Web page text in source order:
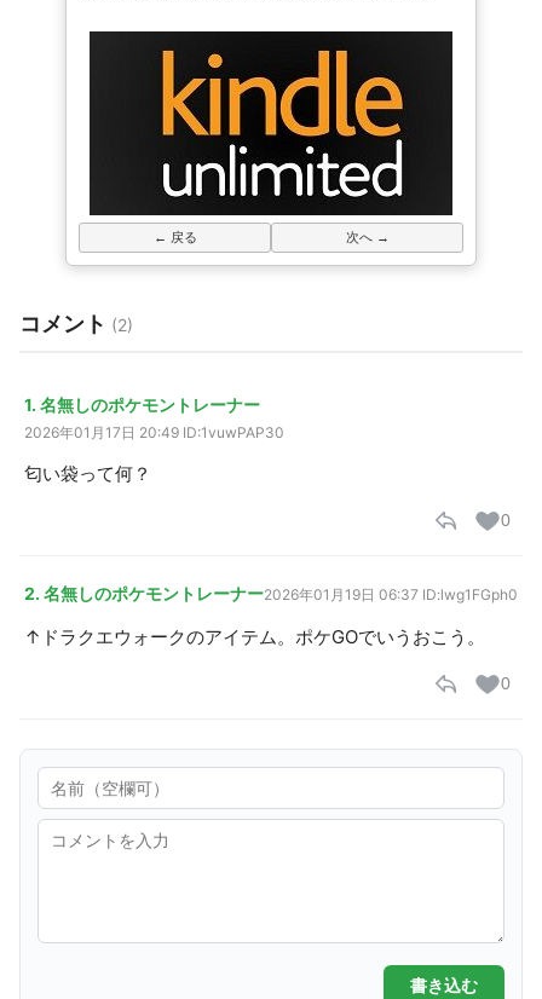
← 戻る 次へ →
コメント (2)
1. 名無しのポケモントレーナー
2026年01月17日 20:49 ID:1vuwPAP30
匂い袋って何？
0
2. 名無しのポケモントレーナー2026年01月19日 06:37 ID:lwg1FGph0
↑ドラクエウォークのアイテム。ポケGOでいうおこう。
0
書き込む